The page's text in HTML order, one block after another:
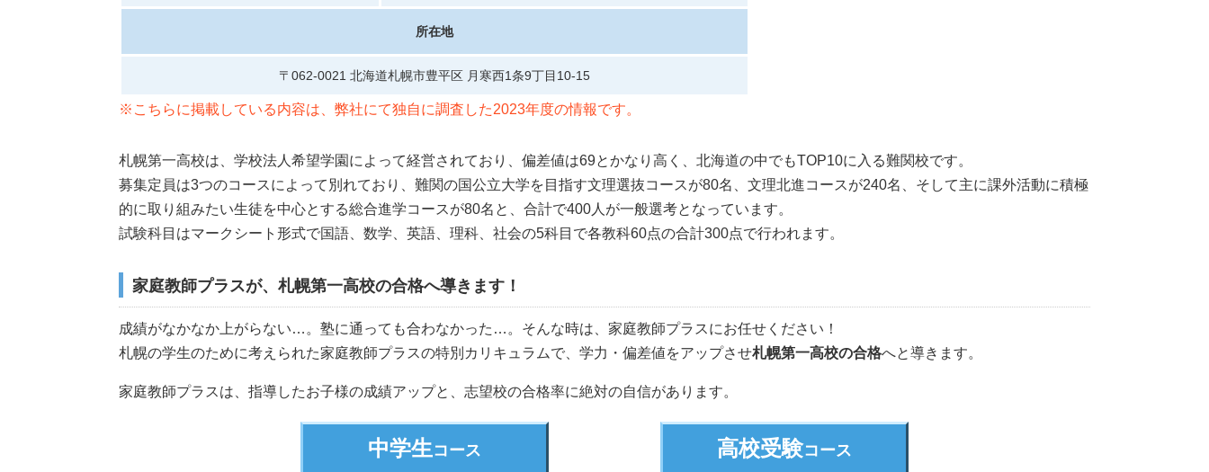
所在地
〒062-0021 北海道札幌市豊平区 月寒西1条9丁目10-15
※こちらに掲載している内容は、弊社にて独自に調査した2023年度の情報です。
札幌第一高校は、学校法人希望学園によって経営されており、偏差値は69とかなり高く、北海道の中でもTOP10に入る難関校です。
募集定員は3つのコースによって別れており、難関の国公立大学を目指す文理選抜コースが80名、文理北進コースが240名、そして主に課外活動に積極
的に取り組みたい生徒を中心とする総合進学コースが80名と、合計で400人が一般選考となっています。
試験科目はマークシート形式で国語、数学、英語、理科、社会の5科目で各教科60点の合計300点で行われます。
家庭教師プラスが、札幌第一高校の合格へ導きます！
成績がなかなか上がらない…。塾に通っても合わなかった…。そんな時は、家庭教師プラスにお任せください！
札幌の学生のために考えられた家庭教師プラスの特別カリキュラムで、学力・偏差値をアップさせ札幌第一高校の合格へと導きます。
家庭教師プラスは、指導したお子様の成績アップと、志望校の合格率に絶対の自信があります。
中学生コース 高校受験コース